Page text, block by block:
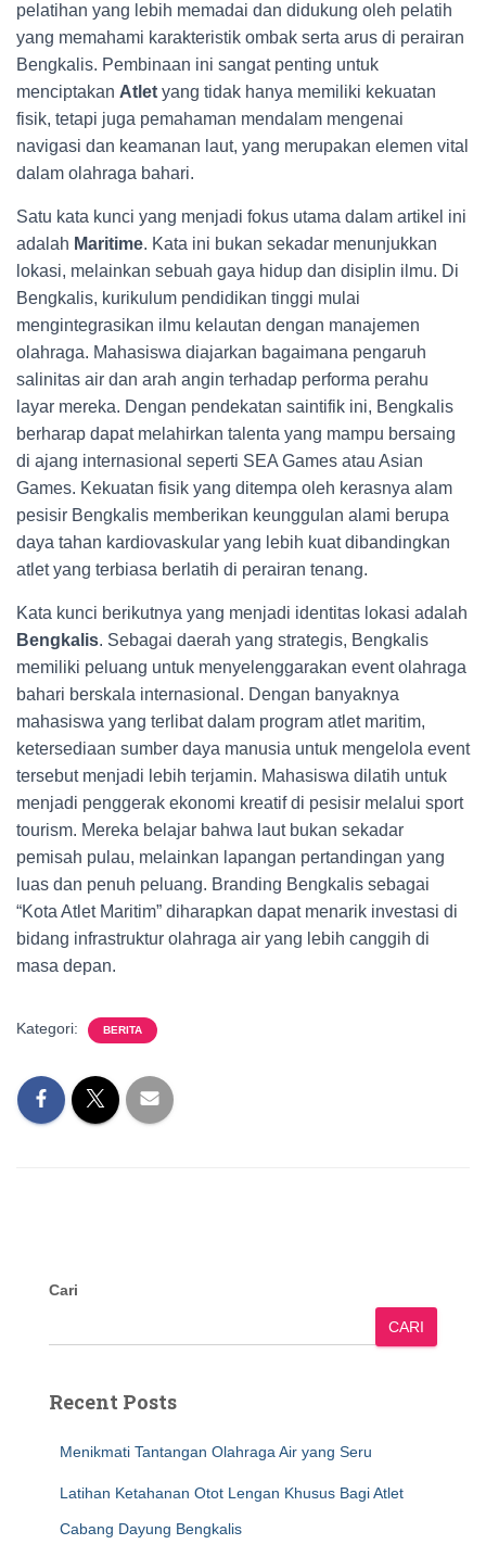
pelatihan yang lebih memadai dan didukung oleh pelatih
yang memahami karakteristik ombak serta arus di perairan
Bengkalis. Pembinaan ini sangat penting untuk
menciptakan Atlet yang tidak hanya memiliki kekuatan
fisik, tetapi juga pemahaman mendalam mengenai
navigasi dan keamanan laut, yang merupakan elemen vital
dalam olahraga bahari.
Satu kata kunci yang menjadi fokus utama dalam artikel ini
adalah Maritime. Kata ini bukan sekadar menunjukkan
lokasi, melainkan sebuah gaya hidup dan disiplin ilmu. Di
Bengkalis, kurikulum pendidikan tinggi mulai
mengintegrasikan ilmu kelautan dengan manajemen
olahraga. Mahasiswa diajarkan bagaimana pengaruh
salinitas air dan arah angin terhadap performa perahu
layar mereka. Dengan pendekatan saintifik ini, Bengkalis
berharap dapat melahirkan talenta yang mampu bersaing
di ajang internasional seperti SEA Games atau Asian
Games. Kekuatan fisik yang ditempa oleh kerasnya alam
pesisir Bengkalis memberikan keunggulan alami berupa
daya tahan kardiovaskular yang lebih kuat dibandingkan
atlet yang terbiasa berlatih di perairan tenang.
Kata kunci berikutnya yang menjadi identitas lokasi adalah
Bengkalis. Sebagai daerah yang strategis, Bengkalis
memiliki peluang untuk menyelenggarakan event olahraga
bahari berskala internasional. Dengan banyaknya
mahasiswa yang terlibat dalam program atlet maritim,
ketersediaan sumber daya manusia untuk mengelola event
tersebut menjadi lebih terjamin. Mahasiswa dilatih untuk
menjadi penggerak ekonomi kreatif di pesisir melalui sport
tourism. Mereka belajar bahwa laut bukan sekadar
pemisah pulau, melainkan lapangan pertandingan yang
luas dan penuh peluang. Branding Bengkalis sebagai
“Kota Atlet Maritim” diharapkan dapat menarik investasi di
bidang infrastruktur olahraga air yang lebih canggih di
masa depan.
Kategori: BERITA
Cari
CARI
Recent Posts
Menikmati Tantangan Olahraga Air yang Seru
Latihan Ketahanan Otot Lengan Khusus Bagi Atlet
Cabang Dayung Bengkalis